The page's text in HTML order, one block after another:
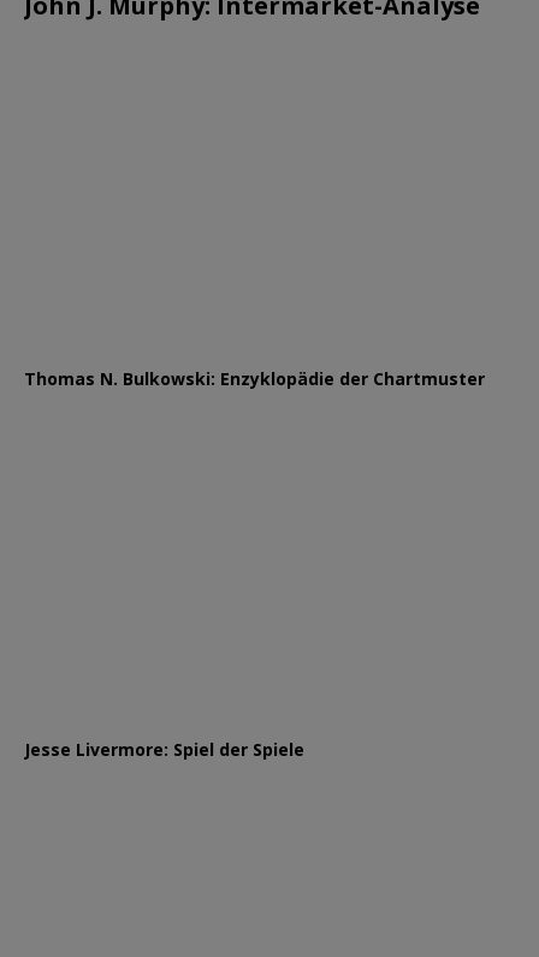
Thomas N. Bulkowski: Enzyklopädie der Chartmuster
Jesse Livermore: Spiel der Spiele